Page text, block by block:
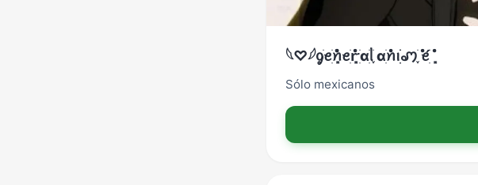
𓆩♡𓆪ᧁׁꫀׁׅܻ݊݊ꪀꫀׁׅܻ݊ꭈׁׅɑׁׅᥣׁׅ֪ ɑׁׅ݊ꪀꪱׁׁׁׅׅׅꩇׁׅ֪݊ ꫀׁׅܻ݊́
Sólo mexicanos